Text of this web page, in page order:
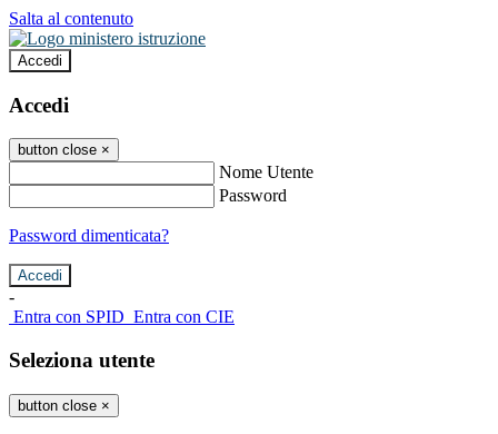
Salta al contenuto
Accedi
Accedi
button close ×
Nome Utente
Password
Password dimenticata?
-
Entra con SPID Entra con CIE
Seleziona utente
button close ×